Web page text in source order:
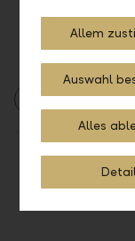
2022
Allem
Auswahl
Alles